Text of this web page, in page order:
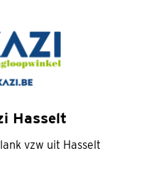
Hasselt
vzw uit Hasselt